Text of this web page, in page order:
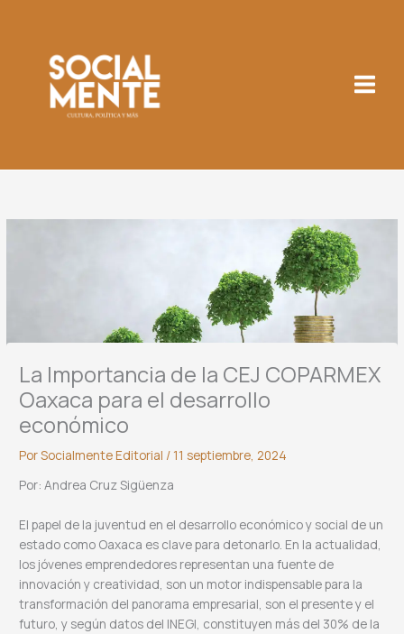
La Importancia de la CEJ COPARMEX
Oaxaca para el desarrollo
económico
PorSocialmente Editorial / 11 septiembre, 2024
Por: Andrea Cruz Sigüenza
El papel de la juventud en el desarrollo económico y social de un
estado como Oaxaca es clave para detonarlo. En la actualidad,
los jóvenes emprendedores representan una fuente de
innovación y creatividad, son un motor indispensable para la
transformación del panorama empresarial, son el presente y el
futuro, y según datos del INEGI, constituyen más del 30% de la